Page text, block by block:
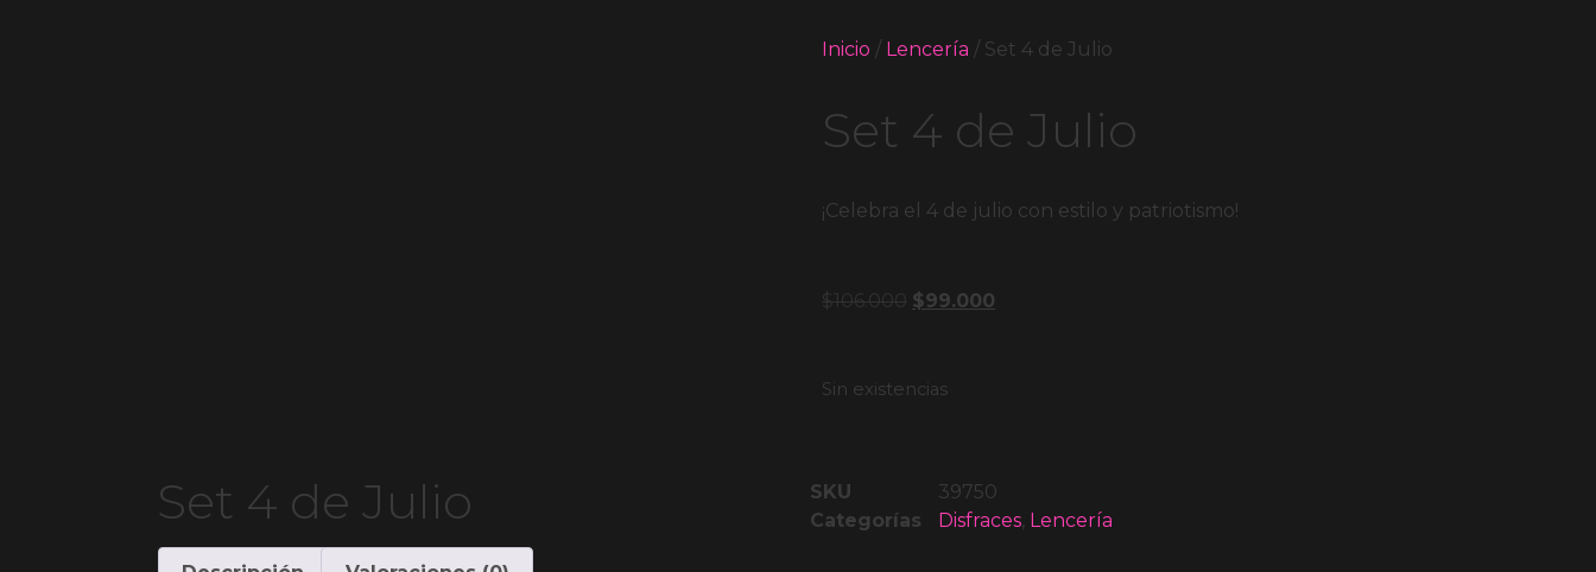
Inicio / Lencería / Set 4 de Julio
Set 4 de Julio
¡Celebra el 4 de julio con estilo y patriotismo!
$ 106.000 $99.000
Sin existencias
Set 4 de Julio SKU
39750
Categorías
Disfraces, Lencería